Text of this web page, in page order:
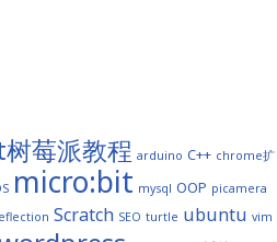
莓派教程 arduino C++ chrome扩
micro:bit mysql OOP picamera
Scratch SEO turtle ubuntu vim